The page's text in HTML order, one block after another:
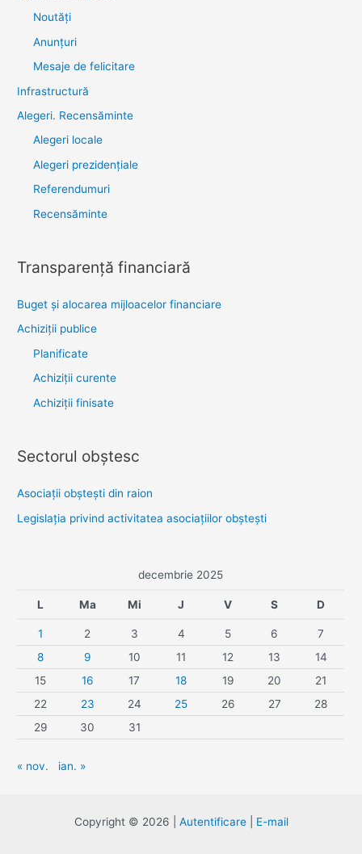
Noutăţi
Anunţuri
Mesaje de felicitare
Infrastructură
Alegeri. Recensăminte
Alegeri locale
Alegeri prezidențiale
Referendumuri
Recensăminte
Transparenţă financiară
Buget și alocarea mijloacelor financiare
Achiziţii publice
Planificate
Achiziții curente
Achiziții finisate
Sectorul obştesc
Asociaţii obşteşti din raion
Legislaţia privind activitatea asociaţiilor obşteşti
decembrie 2025
L Ma Mi J V S D
1 2 3 4 5 6
7
8
9 10 11 12 13
14
15
16 17 18 19 20
21
22
23 24 25 26 27
28
29
30 31
« nov. ian. »
Copyright © 2026 | Autentificare| E-mail